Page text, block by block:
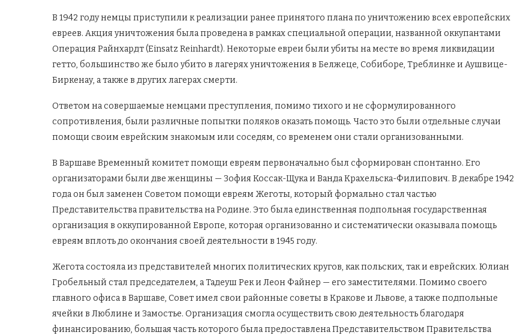
В 1942 году немцы приступили к реализации ранее принятого плана по уничтожению всех европейских
евреев. Акция уничтожения была проведена в рамках специальной операции, названной оккупантами
Операция Райнхардт (Einsatz Reinhardt). Некоторые евреи были убиты на месте во время ликвидации
гетто, большинство же было убито в лагерях уничтожения в Белжеце, Собиборе, Треблинке и Аушвице-
Биркенау, а также в других лагерах смерти.
Ответом на совершаемые немцами преступления, помимо тихого и не сформулированного
сопротивления, были различные попытки поляков оказать помощь. Часто это были отдельные случаи
помощи своим еврейским знакомым или соседям, со временем они стали организованными.
В Варшаве Временный комитет помощи евреям первоначально был сформирован спонтанно. Его
организаторами были две женщины — Зофия Коссак-Щука и Ванда Крахельска-Филипович. В декабре 1942
года он был заменен Советом помощи евреям Жеготы, который формально стал частью
Представительства правительства на Родине. Это была единственная подпольная государственная
организация в оккупированной Европе, которая организованно и систематически оказывала помощь
евреям вплоть до окончания своей деятельности в 1945 году.
Жегота состояла из представителей многих политических кругов, как польских, так и еврейских. Юлиан
Гробельный стал председателем, а Тадеуш Рек и Леон Файнер — его заместителями. Помимо своего
главного офиса в Варшаве, Совет имел свои районные советы в Кракове и Львове, а также подпольные
ячейки в Люблине и Замостье. Организация смогла осуществить свою деятельность благодаря
финансированию, большая часть которого была предоставлена Представительством Правительства